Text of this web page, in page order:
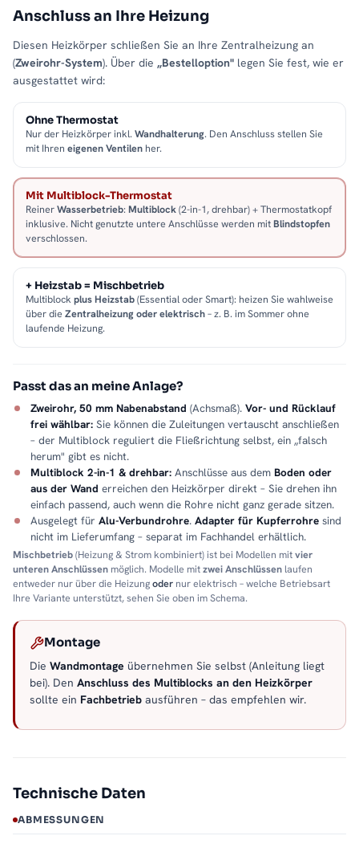
Anschluss an Ihre Heizung
Diesen Heizkörper schließen Sie an Ihre Zentralheizung an
(Zweirohr-System). Über die „Bestelloption" legen Sie fest, wie er
ausgestattet wird:
Ohne Thermostat
Nur der Heizkörper inkl. Wandhalterung. Den Anschluss stellen Sie
mit Ihren eigenen Ventilen her.
Mit Multiblock-Thermostat
ReinerWasserbetrieb: Multiblock(2-in-1, drehbar) + Thermostatkopf
inklusive. Nicht genutzte untere Anschlüsse werden mitBlindstopfen
verschlossen.
+ Heizstab = Mischbetrieb
Multiblock plus Heizstab(Essential oder Smart): heizen Sie wahlweise
über die Zentralheizung oder elektrisch– z. B. im Sommer ohne
laufende Heizung.
Passt das an meine Anlage?
Zweirohr, 50 mm Nabenabstand (Achsmaß). Vor- und Rücklauf
frei wählbar: Sie können die Zuleitungen vertauscht anschließen
– der Multiblock reguliert die Fließrichtung selbst, ein „falsch
herum" gibt es nicht.
Multiblock 2-in-1 & drehbar: Anschlüsse aus dem Boden oder
aus der Wand erreichen den Heizkörper direkt – Sie drehen ihn
einfach passend, auch wenn die Rohre nicht ganz gerade sitzen.
Ausgelegt für Alu-Verbundrohre. Adapter für Kupferrohre sind
nicht im Lieferumfang – separat im Fachhandel erhältlich.
Mischbetrieb(Heizung & Strom kombiniert) ist bei Modellen mitvier
unteren Anschlüssen möglich. Modelle mitzwei Anschlüssen laufen
entweder nur über die Heizungoder nur elektrisch – welche Betriebsart
Ihre Variante unterstützt, sehen Sie oben im Schema.
Montage
Die Wandmontage übernehmen Sie selbst (Anleitung liegt
bei). Den Anschluss des Multiblocks an den Heizkörper
sollte ein Fachbetrieb ausführen – das empfehlen wir.
Technische Daten
ABMESSUNGEN